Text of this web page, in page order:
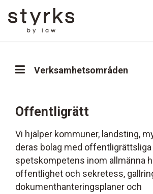
Verksamhetsområden
Offentligrätt
Vi hjälper kommuner, landsting,
deras bolag med offentligrättsliga
spetskompetens inom allmänna
offentlighet och sekretess,
dokumenthanteringsplaner och